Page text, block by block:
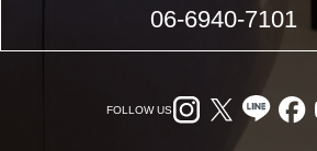
06-6940-7101
FOLLOW US